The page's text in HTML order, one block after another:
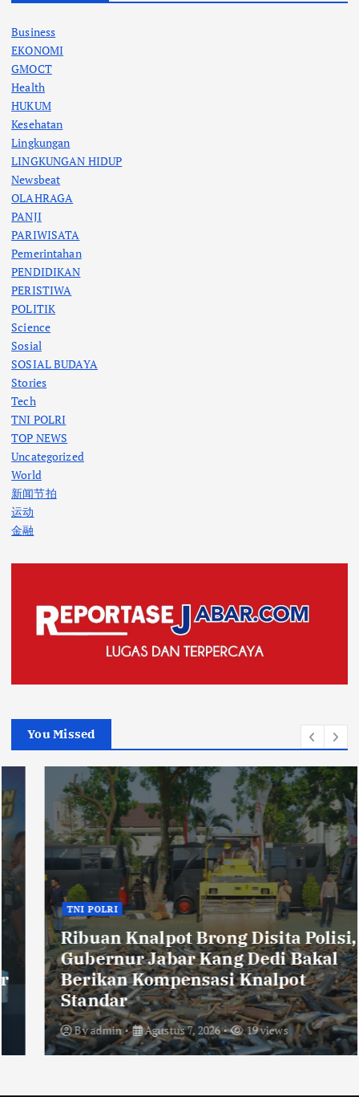
Business
EKONOMI
GMOCT
Health
HUKUM
Kesehatan
Lingkungan
LINGKUNGAN HIDUP
Newsbeat
OLAHRAGA
PANJI
PARIWISATA
Pemerintahan
PENDIDIKAN
PERISTIWA
POLITIK
Science
Sosial
SOSIAL BUDAYA
Stories
Tech
TNI POLRI
TOP NEWS
Uncategorized
World
新闻节拍
运动
金融
You Missed
TNI POLRI
Ribuan Knalpot Brong Disita Polisi,
Gubernur Jabar Kang Dedi Bakal
Berikan Kompensasi Knalpot
Standar
Byadmin Agustus 7, 2026 19 views